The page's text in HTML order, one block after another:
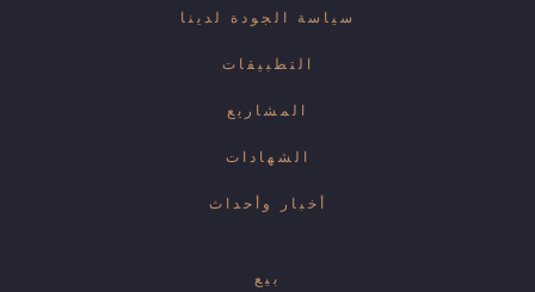
سياسة الجودة لدينا
التطبيقات
المشاريع
الشهادات
أخبار وأحداث
بيع